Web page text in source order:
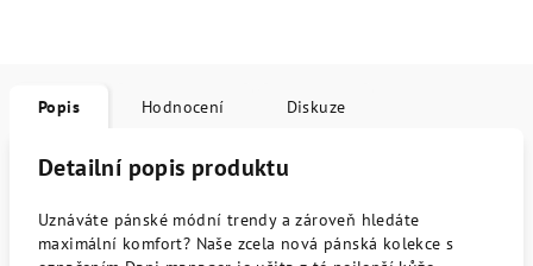
Popis Hodnocení Diskuze
Detailní popis produktu
Uznáváte pánské módní trendy a zároveň hledáte
maximální komfort? Naše zcela nová pánská kolekce s